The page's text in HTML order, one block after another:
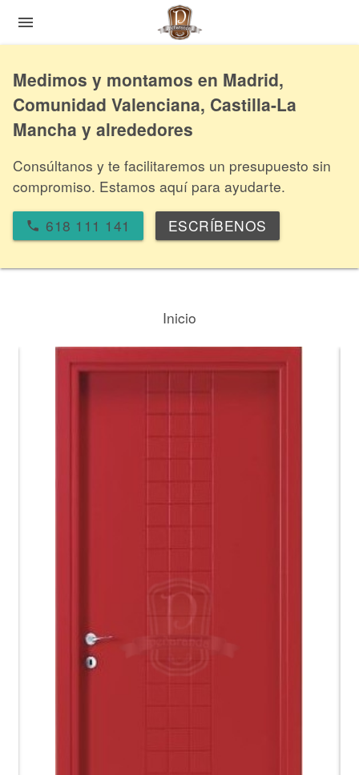
menu
Medimos y montamos en Madrid,
Comunidad Valenciana, Castilla-La
Mancha y alrededores
Consúltanos y te facilitaremos un presupuesto sin
compromiso. Estamos aquí para ayudarte.
local_phone 618 111 141 ESCRÍBENOS
Inicio